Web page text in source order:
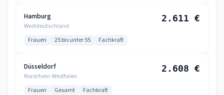
Hamburg
Westdeutschland
2.611 €
Frauen 25 bis unter 55 Fachkraft
Düsseldorf
Nordrhein-Westfalen
2.608 €
Frauen Gesamt Fachkraft